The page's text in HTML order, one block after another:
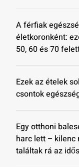
A férfiak
életkoronként:
50, 60 és 70
Ezek az ételek
csontok
Egy otthoni
harc lett – kilenc
találtak rá az